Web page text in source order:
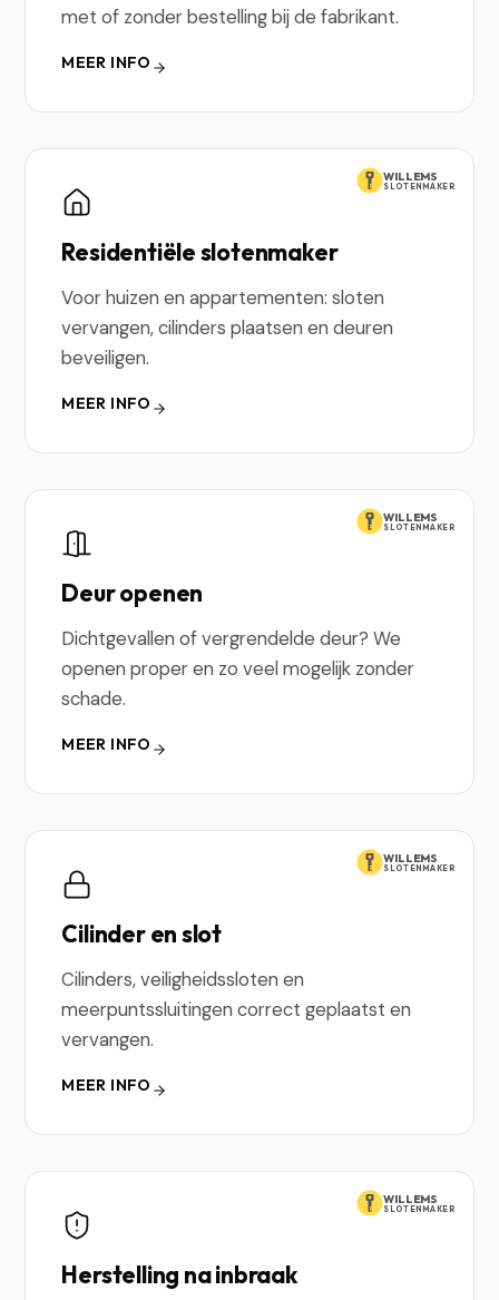
met of zonder bestelling bij de fabrikant.
MEER INFO
WILLEMS
SLOTENMAKER
Residentiële slotenmaker
Voor huizen en appartementen: sloten
vervangen, cilinders plaatsen en deuren
beveiligen.
MEER INFO
WILLEMS
SLOTENMAKER
Deur openen
Dichtgevallen of vergrendelde deur? We
openen proper en zo veel mogelijk zonder
schade.
MEER INFO
WILLEMS
SLOTENMAKER
Cilinder en slot
Cilinders, veiligheidssloten en
meerpuntssluitingen correct geplaatst en
vervangen.
MEER INFO
WILLEMS
SLOTENMAKER
Herstelling na inbraak